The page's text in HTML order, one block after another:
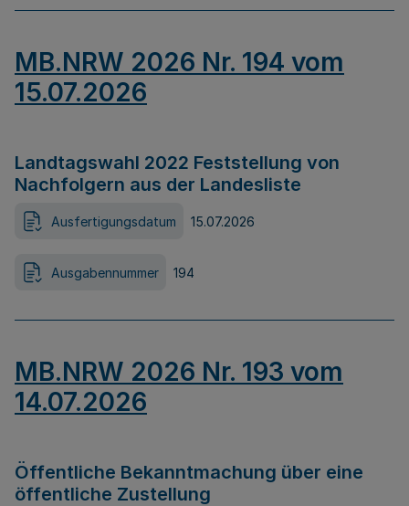
MB.NRW 2026 Nr. 194 vom
15.07.2026
Landtagswahl 2022 Feststellung von
Nachfolgern aus der Landesliste
Ausfertigungsdatum 15.07.2026
Ausgabennummer 194
MB.NRW 2026 Nr. 193 vom
14.07.2026
Öffentliche Bekanntmachung über eine
öffentliche Zustellung